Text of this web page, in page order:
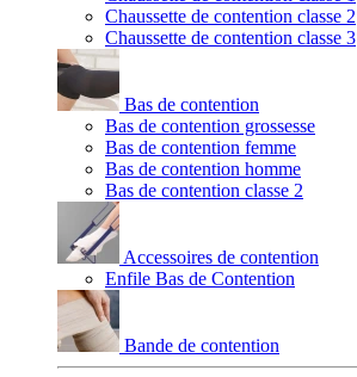
Chaussette de contention classe 2
Chaussette de contention classe 3
Bas de contention
Bas de contention grossesse
Bas de contention femme
Bas de contention homme
Bas de contention classe 2
Accessoires de contention
Enfile Bas de Contention
Bande de contention